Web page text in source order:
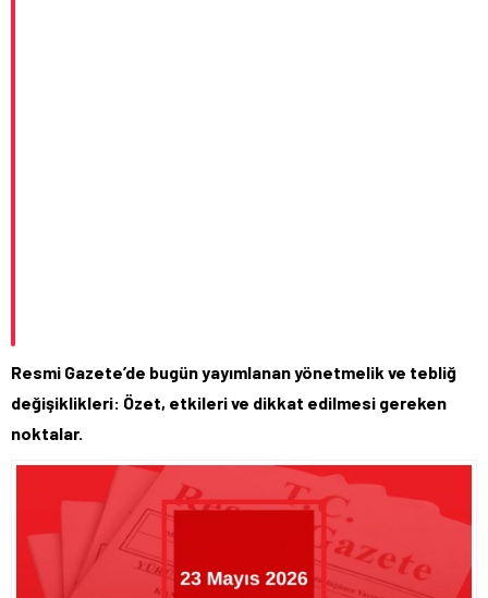
Resmi Gazete’de bugün yayımlanan yönetmelik ve tebliğ
değişiklikleri: Özet, etkileri ve dikkat edilmesi gereken
noktalar.